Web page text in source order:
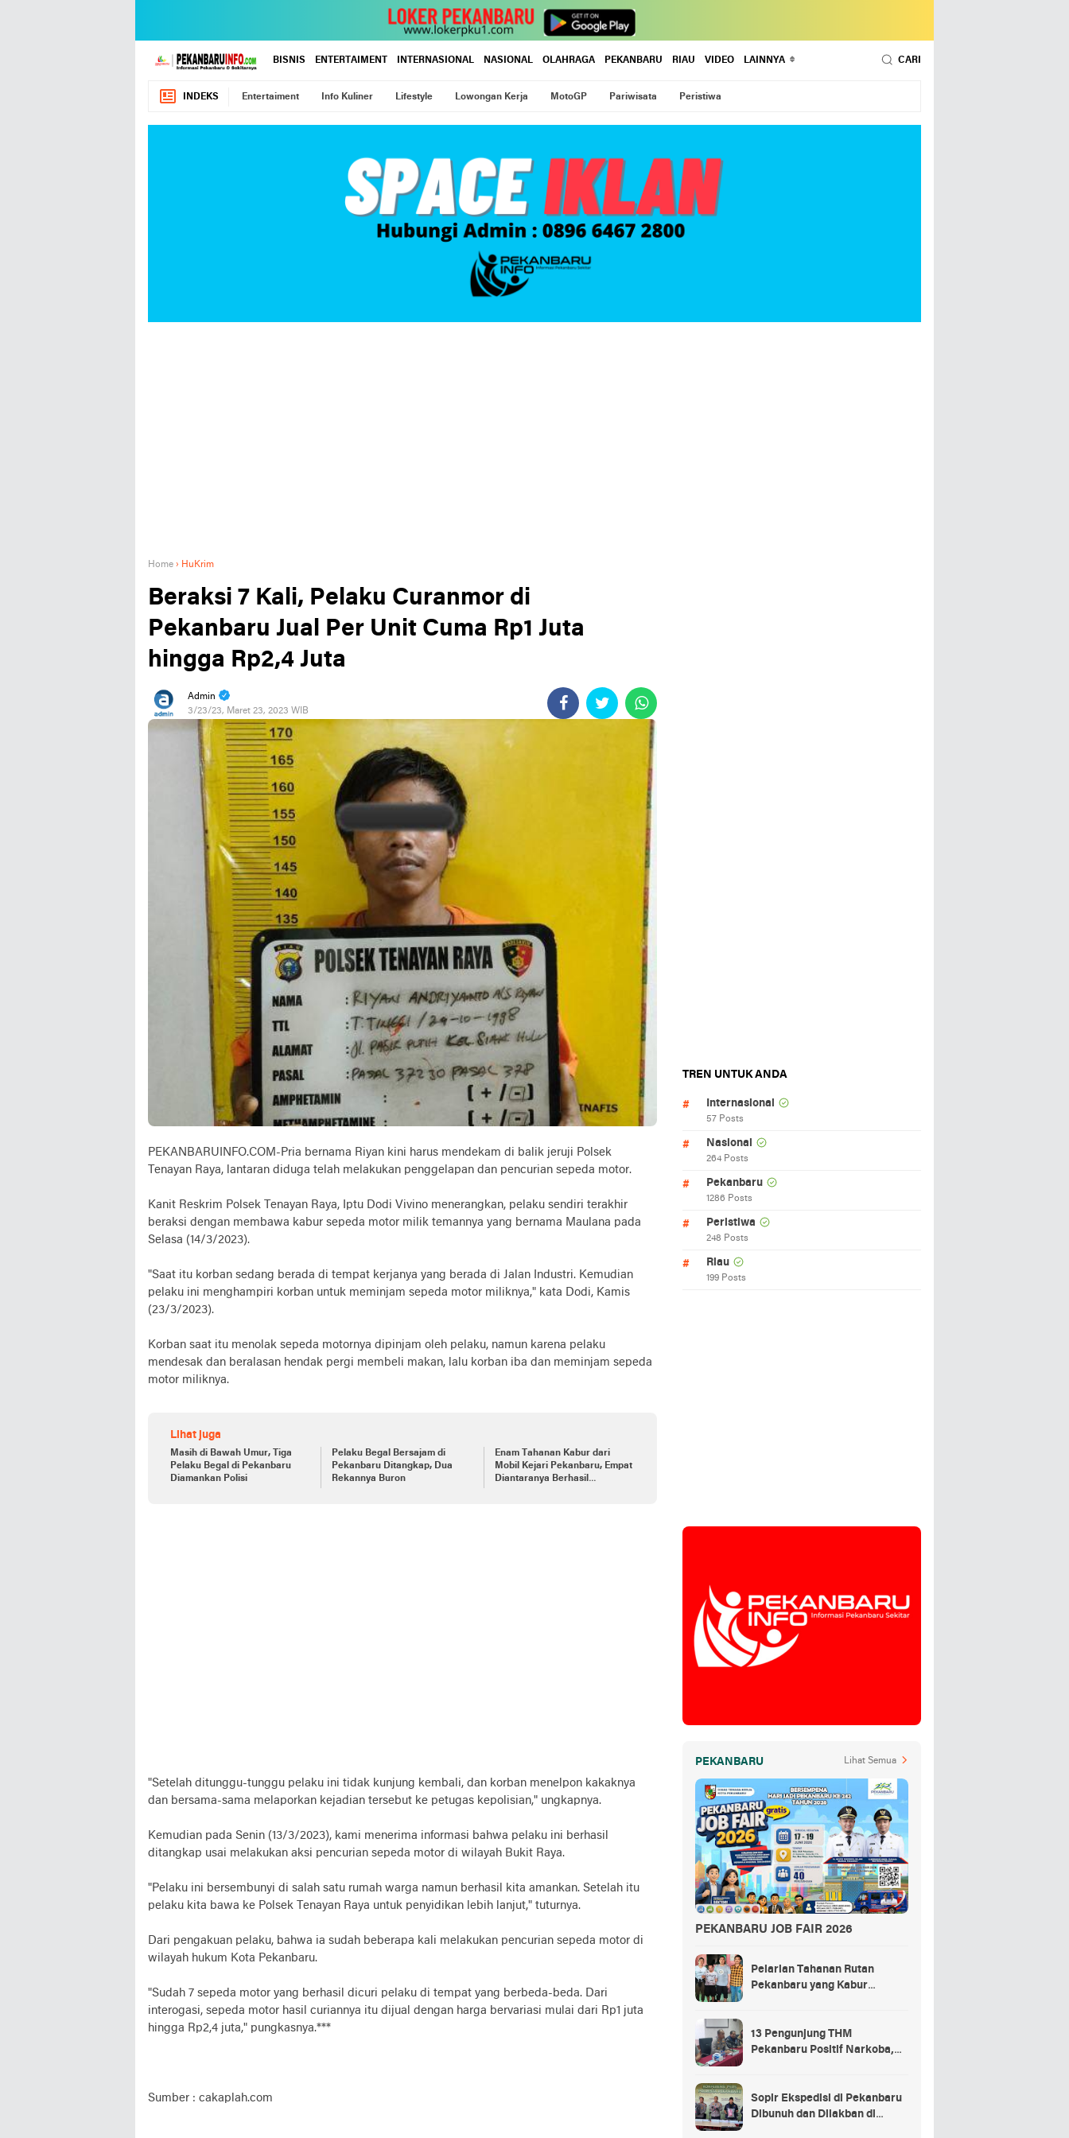
BISNIS ENTERTAIMENT INTERNASIONAL NASIONAL OLAHRAGA PEKANBARU RIAU VIDEO LAINNYA CARI
INDEKS Entertaiment Info Kuliner Lifestyle Lowongan Kerja MotoGP Pariwisata Peristiwa
Home › HuKrim
Beraksi 7 Kali, Pelaku Curanmor di
Pekanbaru Jual Per Unit Cuma Rp1 Juta
hingga Rp2,4 Juta
Admin
3/23/23, Maret 23, 2023 WIB
PEKANBARUINFO.COM-Pria bernama Riyan kini harus mendekam di balik jeruji Polsek
Tenayan Raya, lantaran diduga telah melakukan penggelapan dan pencurian sepeda motor.
Kanit Reskrim Polsek Tenayan Raya, Iptu Dodi Vivino menerangkan, pelaku sendiri terakhir
beraksi dengan membawa kabur sepeda motor milik temannya yang bernama Maulana pada
Selasa (14/3/2023).
"Saat itu korban sedang berada di tempat kerjanya yang berada di Jalan Industri. Kemudian
pelaku ini menghampiri korban untuk meminjam sepeda motor miliknya," kata Dodi, Kamis
(23/3/2023).
Korban saat itu menolak sepeda motornya dipinjam oleh pelaku, namun karena pelaku
mendesak dan beralasan hendak pergi membeli makan, lalu korban iba dan meminjam sepeda
motor miliknya.
Lihat juga
Masih di Bawah Umur, Tiga
Pelaku Begal di Pekanbaru
Diamankan Polisi
Pelaku Begal Bersajam di
Pekanbaru Ditangkap, Dua
Rekannya Buron
Enam Tahanan Kabur dari
Mobil Kejari Pekanbaru, Empat
Diantaranya Berhasil
"Setelah ditunggu-tunggu pelaku ini tidak kunjung kembali, dan korban menelpon kakaknya
dan bersama-sama melaporkan kejadian tersebut ke petugas kepolisian," ungkapnya.
Kemudian pada Senin (13/3/2023), kami menerima informasi bahwa pelaku ini berhasil
ditangkap usai melakukan aksi pencurian sepeda motor di wilayah Bukit Raya.
"Pelaku ini bersembunyi di salah satu rumah warga namun berhasil kita amankan. Setelah itu
pelaku kita bawa ke Polsek Tenayan Raya untuk penyidikan lebih lanjut," tuturnya.
Dari pengakuan pelaku, bahwa ia sudah beberapa kali melakukan pencurian sepeda motor di
wilayah hukum Kota Pekanbaru.
"Sudah 7 sepeda motor yang berhasil dicuri pelaku di tempat yang berbeda-beda. Dari
interogasi, sepeda motor hasil curiannya itu dijual dengan harga bervariasi mulai dari Rp1 juta
hingga Rp2,4 juta," pungkasnya.***
Sumber : cakaplah.com
TREN UNTUK ANDA
Internasional
57 Posts
Nasional
264 Posts
Pekanbaru
1286 Posts
Peristiwa
248 Posts
Riau
199 Posts
PEKANBARU Lihat Semua
PEKANBARU JOB FAIR 2026
Pelarian Tahanan Rutan
Pekanbaru yang Kabur
13 Pengunjung THM
Pekanbaru Positif Narkoba,
Sopir Ekspedisi di Pekanbaru
Dibunuh dan Dilakban di